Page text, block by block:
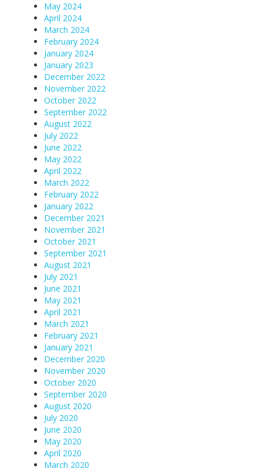
May 2024
April 2024
March 2024
February 2024
January 2024
January 2023
December 2022
November 2022
October 2022
September 2022
August 2022
July 2022
June 2022
May 2022
April 2022
March 2022
February 2022
January 2022
December 2021
November 2021
October 2021
September 2021
August 2021
July 2021
June 2021
May 2021
April 2021
March 2021
February 2021
January 2021
December 2020
November 2020
October 2020
September 2020
August 2020
July 2020
June 2020
May 2020
April 2020
March 2020